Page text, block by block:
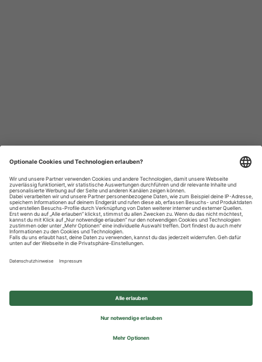
Datenschutzhinweise
Impressum
Privatsphäre-Einstellungen
© 2026 REWE Group - All rights reserved